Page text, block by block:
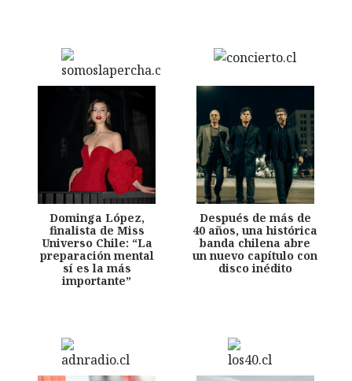
Dominga López,
finalista de Miss
Universo Chile: “La
preparación mental
sí es la más
importante”
Después de más de
40 años, una histórica
banda chilena abre
un nuevo capítulo con
disco inédito